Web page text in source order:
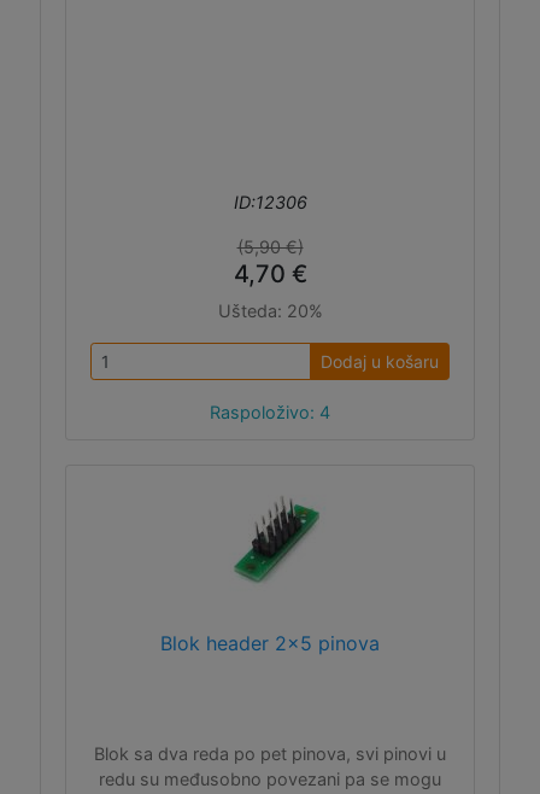
ID:12306
(5,90 €)
4,70 €
Ušteda: 20%
Dodaj u košaru
Raspoloživo: 4
Blok header 2x5 pinova
Blok sa dva reda po pet pinova, svi pinovi u
redu su međusobno povezani pa se mogu